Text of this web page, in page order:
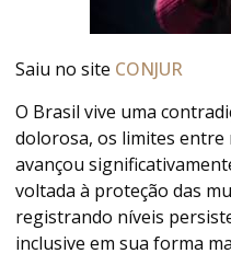
Saiu no site CONJUR
O Brasil vive uma
dolorosa, os limites entre
avançou
voltada à proteção das
registrando níveis
inclusive em sua forma